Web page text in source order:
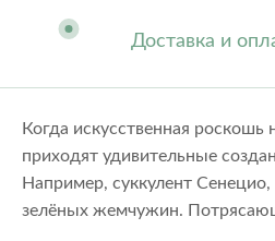
Доставка и
Когда искусственная роскошь
приходят удивительные
Например, суккулент
зелёных жемчужин.